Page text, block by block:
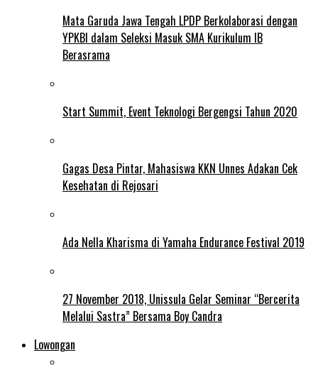
Mata Garuda Jawa Tengah LPDP Berkolaborasi dengan
YPKBI dalam Seleksi Masuk SMA Kurikulum IB
Berasrama
Start Summit, Event Teknologi Bergengsi Tahun 2020
Gagas Desa Pintar, Mahasiswa KKN Unnes Adakan Cek
Kesehatan di Rejosari
Ada Nella Kharisma di Yamaha Endurance Festival 2019
27 November 2018, Unissula Gelar Seminar “Bercerita
Melalui Sastra” Bersama Boy Candra
Lowongan